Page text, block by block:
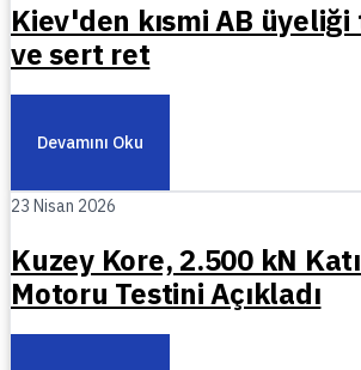
Kiev'den kısmi AB
ve sert ret
Devamını Oku
23 Nisan 2026
Kuzey Kore, 2.500 kN
Motoru Testini Açıkladı